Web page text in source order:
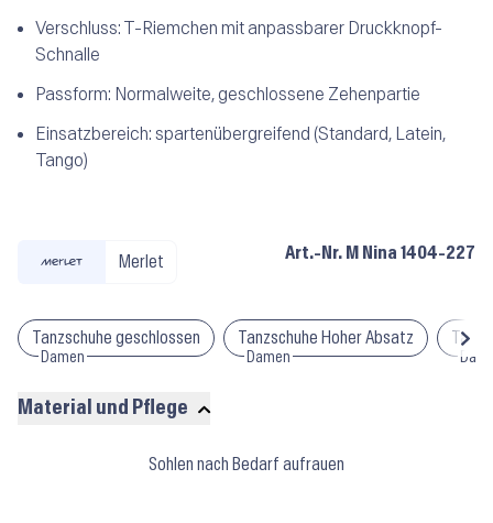
Verschluss: T-Riemchen mit anpassbarer Druckknopf-
Schnalle
Passform: Normalweite, geschlossene Zehenpartie
Einsatzbereich: spartenübergreifend (Standard, Latein,
Tango)
Merlet Art.-Nr. M Nina 1404-227
Tanzschuhe geschlossen
Damen
Tanzschuhe Hoher Absatz
Damen
Material und Pflege
Sohlen nach Bedarf aufrauen